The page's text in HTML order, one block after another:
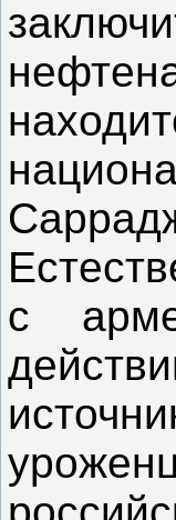
с